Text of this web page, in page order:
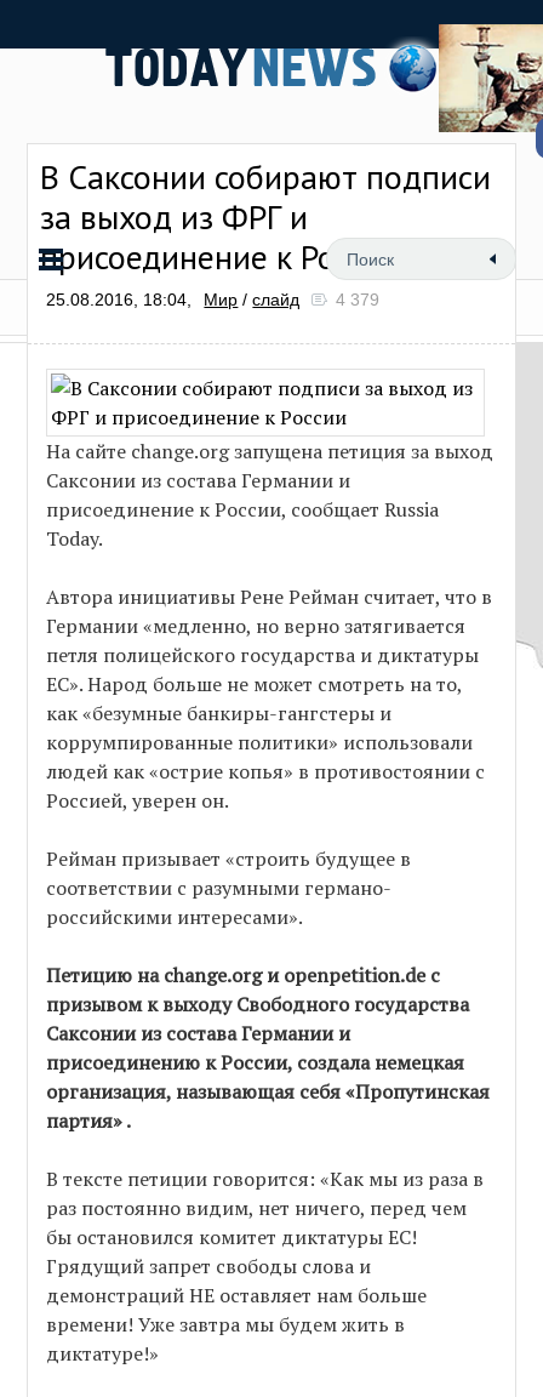
В Саксонии собирают подписи
за выход из ФРГ и
присоединение к России
25.08.2016, 18:04, Мир /слайд 4 379
На сайте change.org запущена петиция за выход
Саксонии из состава Германии и
присоединение к России, сообщает Russia
Today.
Автора инициативы Рене Рейман считает, что в
Германии «медленно, но верно затягивается
петля полицейского государства и диктатуры
ЕС». Народ больше не может смотреть на то,
как «безумные банкиры-гангстеры и
коррумпированные политики» использовали
людей как «острие копья» в противостоянии с
Россией, уверен он.
Рейман призывает «строить будущее в
соответствии с разумными германо-
российскими интересами».
Петицию на change.org и оpenpetition.de с
призывом к выходу Свободного государства
Саксонии из состава Германии и
присоединению к России, создала немецкая
организация, называющая себя «Пропутинская
партия» .
В тексте петиции говорится: «Как мы из раза в
раз постоянно видим, нет ничего, перед чем
бы остановился комитет диктатуры ЕС!
Грядущий запрет свободы слова и
демонстраций НЕ оставляет нам больше
времени! Уже завтра мы будем жить в
диктатуре!»